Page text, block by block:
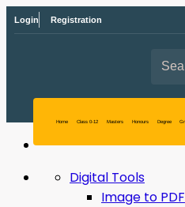
Login Registration
Digital Tools
Image to PDF